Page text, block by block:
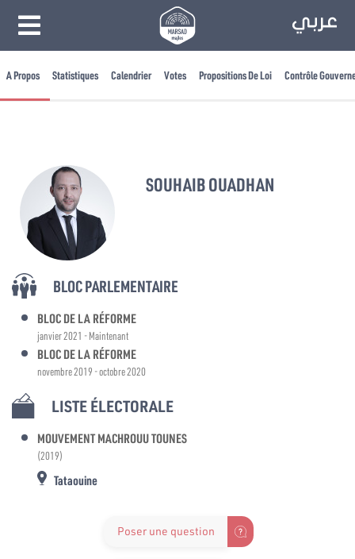
A Propos Statistiques Calendrier Votes Propositions De Loi Contrôle
SOUHAIB OUADHAN
BLOC PARLEMENTAIRE
BLOC DE LA RÉFORME
janvier 2021 - Maintenant
BLOC DE LA RÉFORME
novembre 2019 - octobre 2020
LISTE ÉLECTORALE
MOUVEMENT MACHROUU TOUNES
(2019)
Tataouine
Poser une question